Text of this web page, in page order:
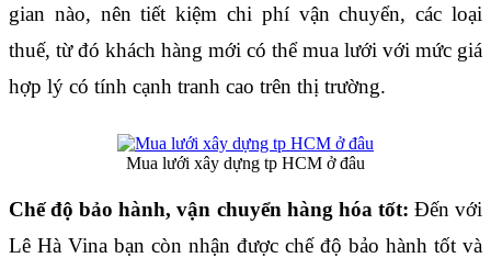
gian nào, nên tiết kiệm chi phí vận chuyển, các loại
thuế, từ đó khách hàng mới có thể mua lưới với mức giá
hợp lý có tính cạnh tranh cao trên thị trường.
Mua lưới xây dựng tp HCM ở đâu
Chế độ bảo hành, vận chuyển hàng hóa tốt: Đến với
Lê Hà Vina bạn còn nhận được chế độ bảo hành tốt và